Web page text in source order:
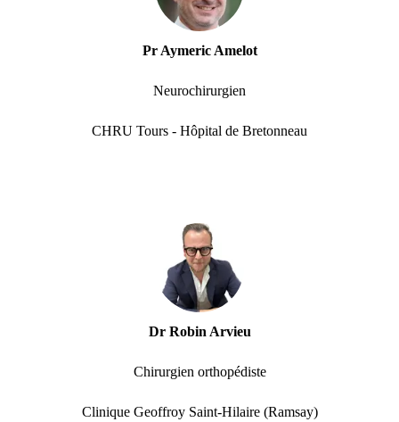
Pr Aymeric Amelot
Neurochirurgien
CHRU Tours - Hôpital de Bretonneau
Dr Robin Arvieu
Chirurgien orthopédiste
Clinique Geoffroy Saint-Hilaire (Ramsay)